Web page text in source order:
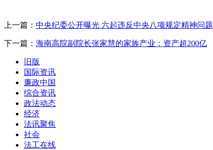
上一篇： 中央纪委公开曝光 六起违反中央八项规定精神问题
下一篇： 海南高院副院长张家慧的家族产业：资产超200亿
旧版
国际资讯
廉政中国
综合资讯
政法动态
经济
法讯聚焦
社会
法工在线